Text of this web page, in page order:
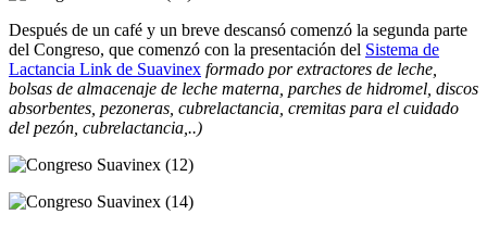
Después de un café y un breve descansó comenzó la segunda parte
del Congreso, que comenzó con la presentación del Sistema de
Lactancia Link de Suavinex formado por extractores de leche,
bolsas de almacenaje de leche materna, parches de hidromel, discos
absorbentes, pezoneras, cubrelactancia, cremitas para el cuidado
del pezón, cubrelactancia,..)